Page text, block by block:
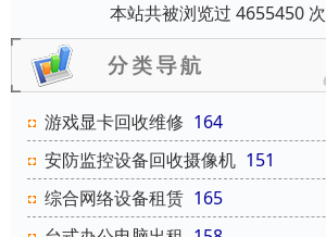
本站共被浏览过 4655450 次
游戏显卡回收维修 164
安防监控设备回收摄像机 151
综合网络设备租赁 165